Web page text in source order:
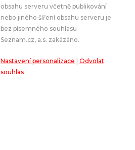
PROGRAM
JAK
SOUTĚŽE
obsahu serveru včetně publikování
nebo jiného šíření obsahu serveru je
bez písemného souhlasu
Seznam.cz, a.s. zakázáno.
Nastavení personalizace
Odvolat
souhlas